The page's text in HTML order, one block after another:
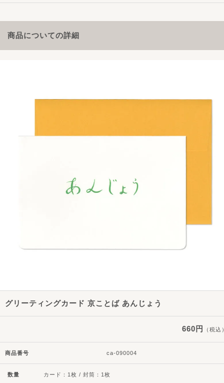
数量 カード：1枚 / 封筒：1枚
商品についての詳細
グリーティングカード 京ことば あんじょう
660円 （税込
商品番号 ca-090004